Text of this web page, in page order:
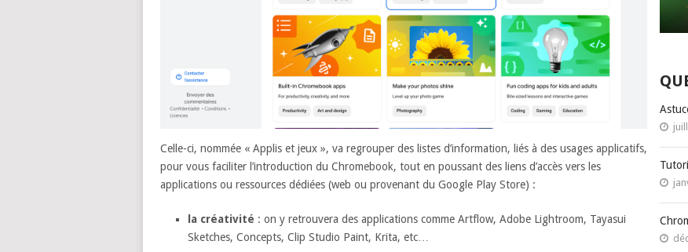
Celle-ci, nommée « Applis et jeux », va regrouper des listes d’information, liés à des usages applicatifs,
pour vous faciliter l’introduction du Chromebook, tout en poussant des liens d’accès vers les
applications ou ressources dédiées (web ou provenant du Google Play Store) :
la créativité : on y retrouvera des applications comme Artflow, Adobe Lightroom, Tayasui
Sketches, Concepts, Clip Studio Paint, Krita, etc…